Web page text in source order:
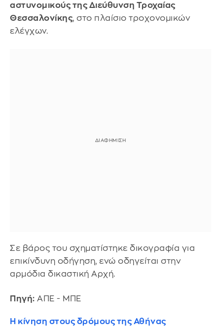
αστυνομικούς της Διεύθυνση Τροχαίας
Θεσσαλονίκης, στο πλαίσιο τροχονομικών
ελέγχων.
Σε βάρος του σχηματίστηκε δικογραφία για
επικίνδυνη οδήγηση, ενώ οδηγείται στην
αρμόδια δικαστική Αρχή.
Πηγή: ΑΠΕ - ΜΠΕ
Η κίνηση στους δρόμους της Αθήνας